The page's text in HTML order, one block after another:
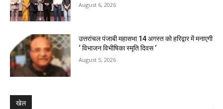
August 6, 2026
उत्तरांचल पंजाबी महासभा 14 अगस्त को हरिद्वार में मनाएगी
‘ विभाजन विभीषिका स्मृति दिवस ‘
August 5, 2026
खेल